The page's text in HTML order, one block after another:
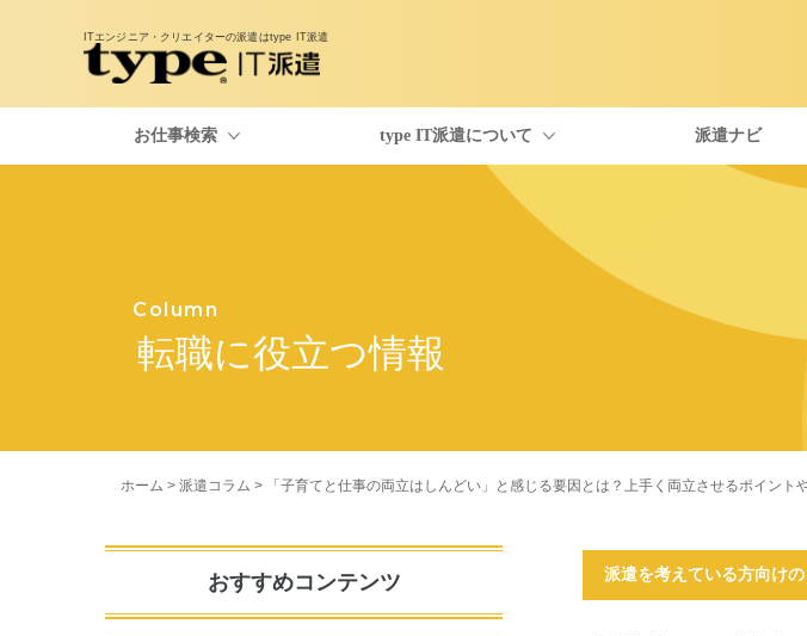
ITエンジニア・クリエイターの派遣はtype IT派遣
お仕事検索 type IT派遣について
type IT派遣が選ばれる理由
面談について
お仕事開始までの流れ
派遣ナビ
Column
転職に役立つ情報
ホーム > 派遣コラム > 「子育てと仕事の両立はしんどい」と感じる要因とは？上手く両立させるポイント
おすすめコンテンツ 派遣を考えている方向け